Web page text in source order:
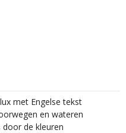
met Engelse tekst
en wateren
door de kleuren